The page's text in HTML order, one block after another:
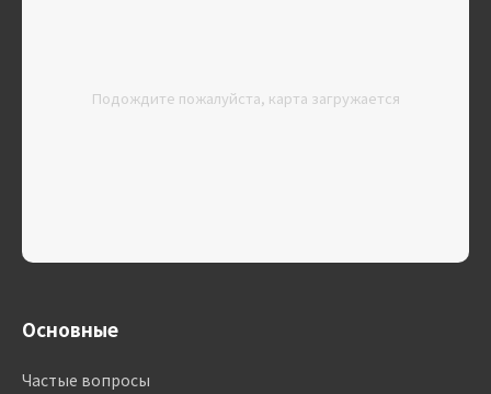
Подождите пожалуйста, карта загружается
Основные
Частые вопросы